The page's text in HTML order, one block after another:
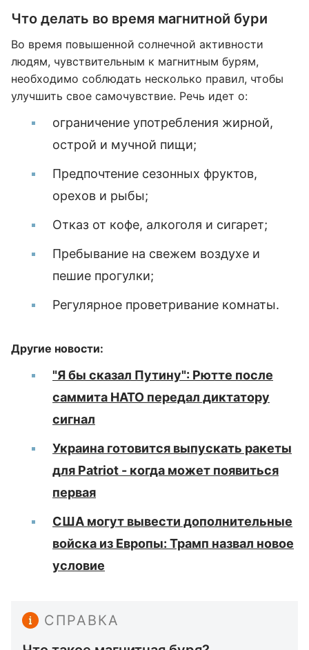
Что делать во время магнитной бури
Во время повышенной солнечной активности
людям, чувствительным к магнитным бурям,
необходимо соблюдать несколько правил, чтобы
улучшить свое самочувствие. Речь идет о:
ограничение употребления жирной,
острой и мучной пищи;
Предпочтение сезонных фруктов,
орехов и рыбы;
Отказ от кофе, алкоголя и сигарет;
Пребывание на свежем воздухе и
пешие прогулки;
Регулярное проветривание комнаты.
Другие новости:
"Я бы сказал Путину": Рютте после
саммита НАТО передал диктатору
сигнал
Украина готовится выпускать ракеты
для Patriot - когда может появиться
первая
США могут вывести дополнительные
войска из Европы: Трамп назвал новое
условие
СПРАВКА